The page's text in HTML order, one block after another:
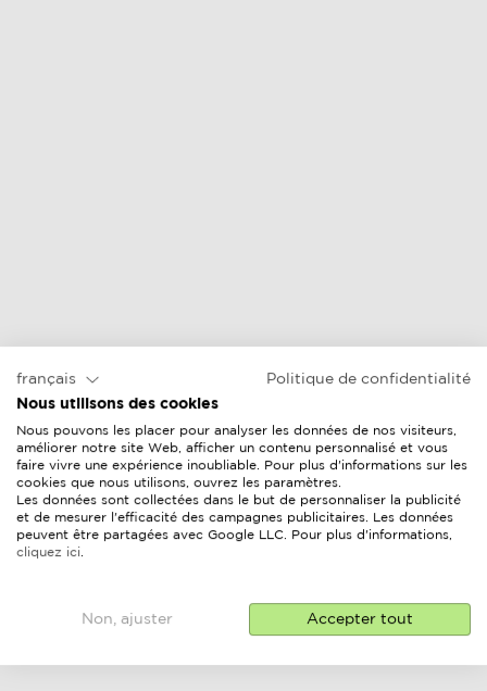
français
Politique de confidentialité
Nous utilisons des cookies
Nous pouvons les placer pour analyser les données de nos visiteurs,
améliorer notre site Web, afficher un contenu personnalisé et vous
faire vivre une expérience inoubliable. Pour plus d'informations sur les
cookies que nous utilisons, ouvrez les paramètres.
Les données sont collectées dans le but de personnaliser la publicité
et de mesurer l'efficacité des campagnes publicitaires. Les données
peuvent être partagées avec Google LLC. Pour plus d'informations,
cliquez ici.
Non, ajuster Accepter tout